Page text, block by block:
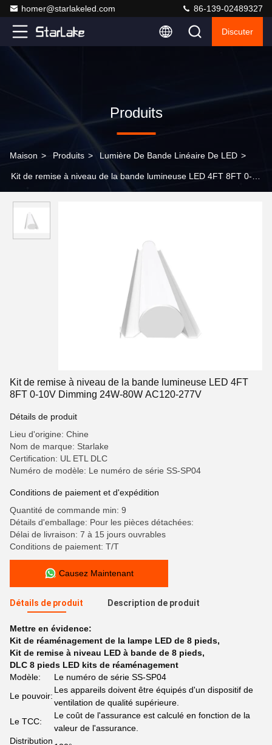
homer@starlakeled.com 86-139-02489327
Discuter
Produits
Maison > Produits > Lumière De Bande Linéaire De LED >
Kit de remise à niveau de la bande lumineuse LED 4FT 8FT 0-
Kit de remise à niveau de la bande lumineuse LED 4FT
8FT 0-10V Dimming 24W-80W AC120-277V
Détails de produit
Lieu d'origine: Chine
Nom de marque: Starlake
Certification: UL ETL DLC
Numéro de modèle: Le numéro de série SS-SP04
Conditions de paiement et d'expédition
Quantité de commande min: 9
Détails d'emballage: Pour les pièces détachées:
Délai de livraison: 7 à 15 jours ouvrables
Conditions de paiement: T/T
Causez Maintenant
Détails de produit Description de produit
Mettre en évidence:
Kit de réaménagement de la lampe LED de 8 pieds,
Kit de remise à niveau LED à bande de 8 pieds,
DLC 8 pieds LED kits de réaménagement
Modèle:
Le numéro de série SS-SP04
Le pouvoir:
Les appareils doivent être équipés d'un dispositif de
ventilation de qualité supérieure.
Le TCC:
Le coût de l'assurance est calculé en fonction de la
valeur de l'assurance.
Distribution